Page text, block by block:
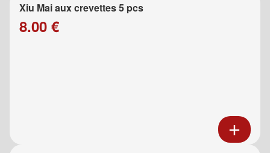
Xiu Mai aux crevettes 5 pcs
8.00 €